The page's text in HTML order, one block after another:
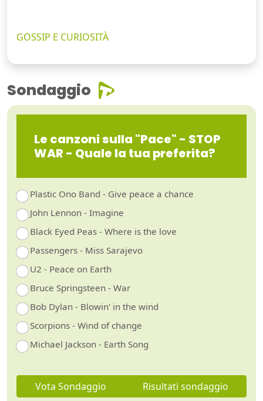
GOSSIP E CURIOSITÀ
Sondaggio
Le canzoni sulla "Pace" - STOP
WAR - Quale la tua preferita?
Plastic Ono Band - Give peace a chance
John Lennon - Imagine
Black Eyed Peas - Where is the love
Passengers - Miss Sarajevo
U2 - Peace on Earth
Bruce Springsteen - War
Bob Dylan - Blowin' in the wind
Scorpions - Wind of change
Michael Jackson - Earth Song
Vota Sondaggio Risultati sondaggio